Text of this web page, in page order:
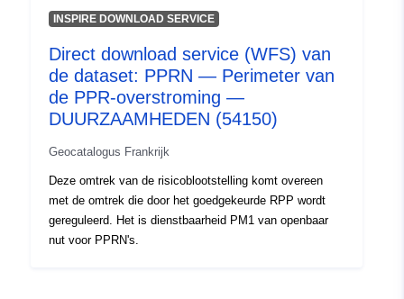
INSPIRE DOWNLOAD SERVICE
Direct download service (WFS) van
de dataset: PPRN — Perimeter van
de PPR-overstroming —
DUURZAAMHEDEN (54150)
Geocatalogus Frankrijk
Deze omtrek van de risicoblootstelling komt overeen
met de omtrek die door het goedgekeurde RPP wordt
gereguleerd. Het is dienstbaarheid PM1 van openbaar
nut voor PPRN's.